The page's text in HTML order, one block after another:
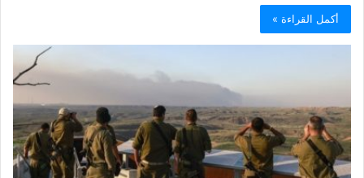
أكمل القراءة »